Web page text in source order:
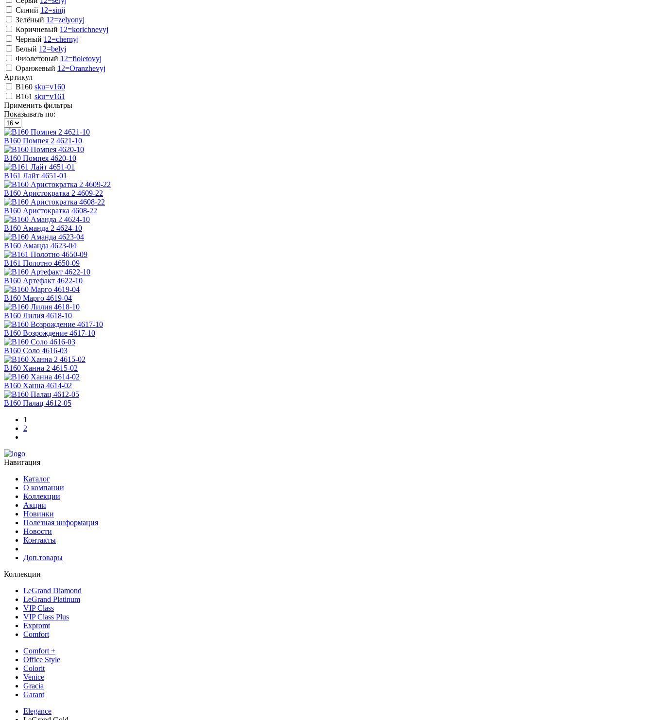
Синий 12=sinij
Зелёный 12=zelyonyj
Коричневый 12=korichnevyj
Черный 12=chernyj
Белый 12=belyj
Фиолетовый 12=fioletovyj
Оранжевый 12=Oranzhevyj
Артикул
В160 sku=v160
B161 sku=v161
Применить фильтры
Показывать по:
В160 Помпея 2 4621-10
В160 Помпея 4620-10
В161 Лайт 4651-01
В160 Аристократка 2 4609-22
В160 Аристократка 4608-22
В160 Аманда 2 4624-10
В160 Аманда 4623-04
В161 Полотно 4650-09
В160 Артефакт 4622-10
В160 Марго 4619-04
В160 Лилия 4618-10
В160 Возрождение 4617-10
В160 Соло 4616-03
В160 Ханна 2 4615-02
В160 Ханна 4614-02
В160 Палац 4612-05
1
2
Навигация
Каталог
О компании
Коллекции
Акции
Новинки
Полезная информация
Новости
Контакты
Доп.товары
Коллекции
LeGrand Diamond
LeGrand Platinum
VIP Class
VIP Class Plus
Expromt
Comfort
Comfort +
Office Style
Colorit
Venice
Gracia
Garant
Elegance